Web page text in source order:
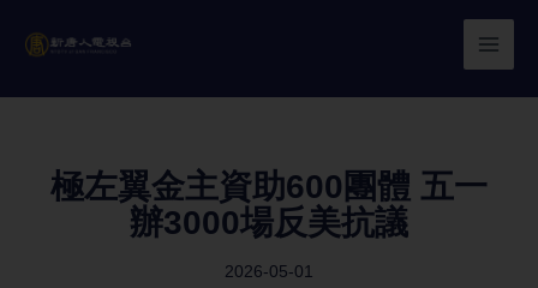
極左翼金主資助600團體 五一
辦3000場反美抗議
2026-05-01